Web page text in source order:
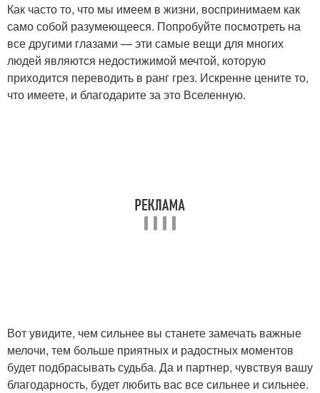
Как часто то, что мы имеем в жизни, воспринимаем как
само собой разумеющееся. Попробуйте посмотреть на
все другими глазами — эти самые вещи для многих
людей являются недостижимой мечтой, которую
приходится переводить в ранг грез. Искренне цените то,
что имеете, и благодарите за это Вселенную.
Вот увидите, чем сильнее вы станете замечать важные
мелочи, тем больше приятных и радостных моментов
будет подбрасывать судьба. Да и партнер, чувствуя вашу
благодарность, будет любить вас все сильнее и сильнее.